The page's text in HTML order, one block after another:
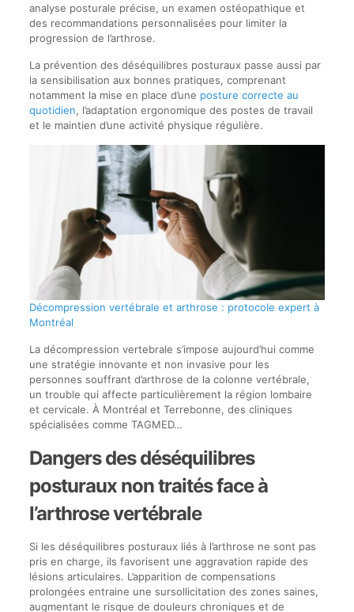
analyse posturale précise, un examen ostéopathique et
des recommandations personnalisées pour limiter la
progression de l’arthrose.
La prévention des déséquilibres posturaux passe aussi par
la sensibilisation aux bonnes pratiques, comprenant
notamment la mise en place d’une posture correcte au
quotidien, l’adaptation ergonomique des postes de travail
et le maintien d’une activité physique régulière.
Décompression vertébrale et arthrose : protocole expert à
Montréal
La décompression vertebrale s’impose aujourd’hui comme
une stratégie innovante et non invasive pour les
personnes souffrant d’arthrose de la colonne vertébrale,
un trouble qui affecte particulièrement la région lombaire
et cervicale. À Montréal et Terrebonne, des cliniques
spécialisées comme TAGMED…
Dangers des déséquilibres
posturaux non traités face à
l’arthrose vertébrale
Si les déséquilibres posturaux liés à l’arthrose ne sont pas
pris en charge, ils favorisent une aggravation rapide des
lésions articulaires. L’apparition de compensations
prolongées entraine une sursollicitation des zones saines,
augmentant le risque de douleurs chroniques et de